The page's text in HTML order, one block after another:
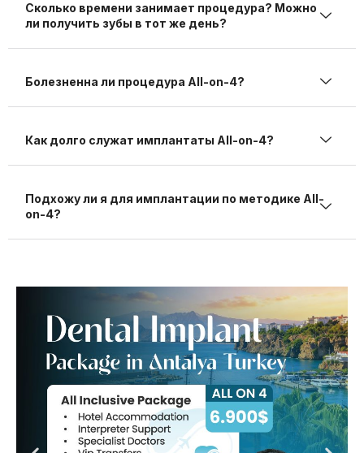
Сколько времени занимает процедура? Можно
ли получить зубы в тот же день?
Болезненна ли процедура All-on-4?
Как долго служат имплантаты All-on-4?
Подхожу ли я для имплантации по методике All-
on-4?